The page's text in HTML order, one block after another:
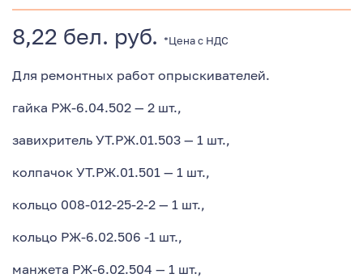
8,22 бел. руб. *Цена с НДС
Для ремонтных работ опрыскивателей.
гайка РЖ-6.04.502 — 2 шт.,
завихритель УТ.РЖ.01.503 — 1 шт.,
колпачок УТ.РЖ.01.501 — 1 шт.,
кольцо 008-012-25-2-2 — 1 шт.,
кольцо РЖ-6.02.506 -1 шт.,
манжета РЖ-6.02.504 — 1 шт.,